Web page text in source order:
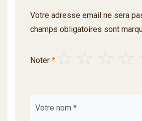
Votre adresse email ne sera
champs obligatoires sont
Noter *